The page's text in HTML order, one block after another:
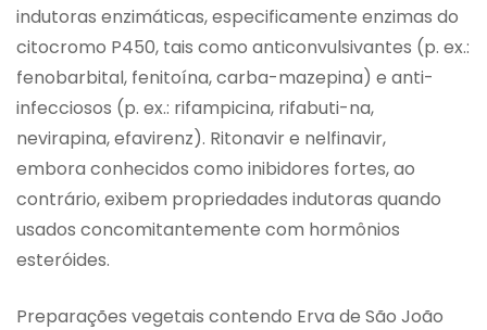
indutoras enzimáticas, especificamente enzimas do
citocromo P450, tais como anticonvulsivantes (p. ex.:
fenobarbital, fenitoína, carba-mazepina) e anti-
infecciosos (p. ex.: rifampicina, rifabuti-na,
nevirapina, efavirenz). Ritonavir e nelfinavir,
embora conhecidos como inibidores fortes, ao
contrário, exibem propriedades indutoras quando
usados concomitantemente com hormônios
esteróides.
Preparações vegetais contendo Erva de São João